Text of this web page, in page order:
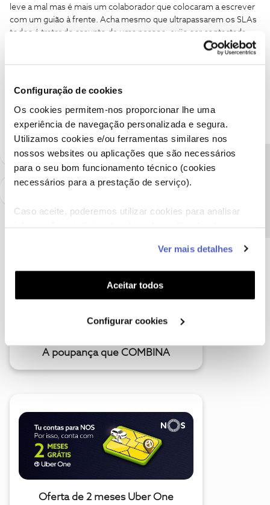
Configuração de cookies
Os cookies permitem-nos proporcionar lhe uma
experiência de navegação personalizada e segura.
Utilizamos cookies e/ou ferramentas similares nos
nossos websites ou aplicações que são necessários
para o seu bom funcionamento técnico (cookies
necessários para a prestação de serviço).
Caso aceite, poderemos utilizar cookies para analisar
funcionalidades (cookies de personalização e
funcionalidade) e adaptar anúncios aos seus interesses
(cookies de publicidade personalizada). Pode gerir a
utilização dos cookies clicando em "Configurar
Ver mais detalhes
Aceitar todos
Configurar cookies
leve a mal mas é mais um colaborador que colocaram a escrever
com um guião à frente. Acha mesmo que ultrapassarem os SLAs
todos é tratar do assunto de uma pessoa, exijo ser contactada
com urgência, sob pena de amanhã por esta hora estar a fazer
denuncia do contrato, como já disse nas 3 reclamações efetuadas
que a lei e os tribunais permitem que o cliente denuncie o
contrato dentro do período de fidelização sem qualquer
penalização)
A poupança que COMBINA
Oferta de 2 meses Uber One